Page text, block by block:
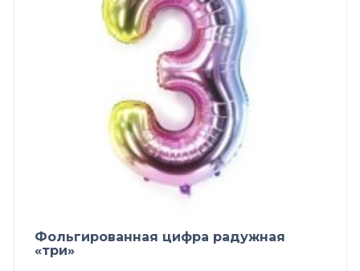
Фольгированная цифра радужная
«три»